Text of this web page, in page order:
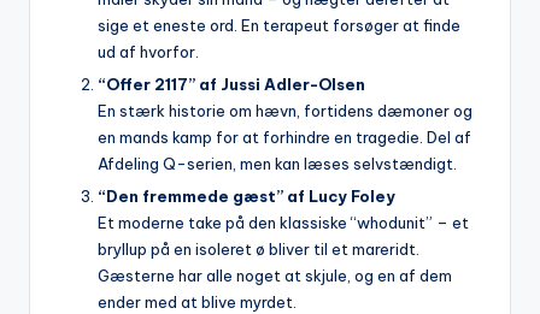
sige et eneste ord. En terapeut forsøger at finde
ud af hvorfor.
“Offer 2117” af Jussi Adler-Olsen
En stærk historie om hævn, fortidens dæmoner og
en mands kamp for at forhindre en tragedie. Del af
Afdeling Q-serien, men kan læses selvstændigt.
“Den fremmede gæst” af Lucy Foley
Et moderne take på den klassiske “whodunit” – et
bryllup på en isoleret ø bliver til et mareridt.
Gæsterne har alle noget at skjule, og en af dem
ender med at blive myrdet.